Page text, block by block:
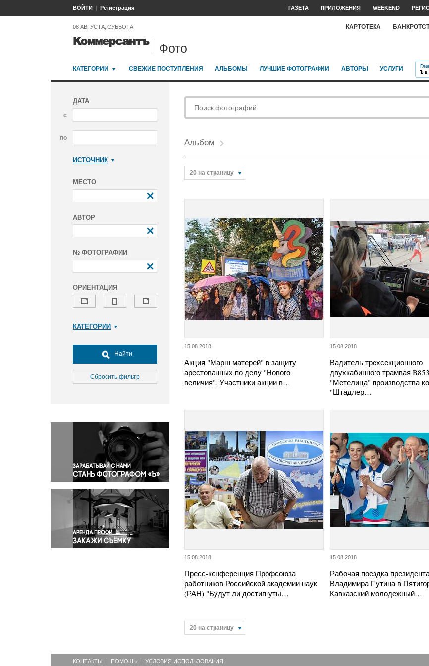
ВОЙТИ Регистрация ГАЗЕТА ПРИЛОЖЕНИЯ WEEKEND
08 АВГУСТА, СУББОТА КАРТОТЕКА
Фото
КАТЕГОРИИ СВЕЖИЕ ПОСТУПЛЕНИЯ АЛЬБОМЫ ЛУЧШИЕ ФОТОГРАФИИ АВТОРЫ УСЛУГИ
ДАТА
с
по
ИСТОЧНИК
МЕСТО
АВТОР
№ ФОТОГРАФИИ
ОРИЕНТАЦИЯ
КАТЕГОРИИ
Досуг, туризм и отдых
Культура
Медицина
Окружающая среда
Политика
Правосудие
Происшествия и конфликты
Религия
Светская жизнь
Спорт
Экология
Экономика и бизнес
Найти
Сбросить фильтр
Альбом
20 на страницу
15.08.2018
Акция "Марш матерей" в защиту
арестованных по делу "Нового
величия". Участники акции в…
15.08.2018
Вадитель трехсекционного
двухкабинного трамвая
"Метелица" производства
"Штадлер…
15.08.2018
Пресс-конференция Профсоюза
работников Российской академии наук
(РАН) "Будут ли достигнуты…
15.08.2018
Рабочая поездка
Владимира Путина в
Кавказский молодежный…
20 на страницу
КОНТАКТЫ ПОМОЩЬ УСЛОВИЯ ИСПОЛЬЗОВАНИЯ